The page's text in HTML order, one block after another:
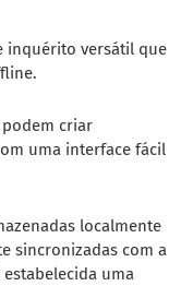
inquérito versátil que
podem criar
uma interface fácil
localmente
sincronizadas com a
uma